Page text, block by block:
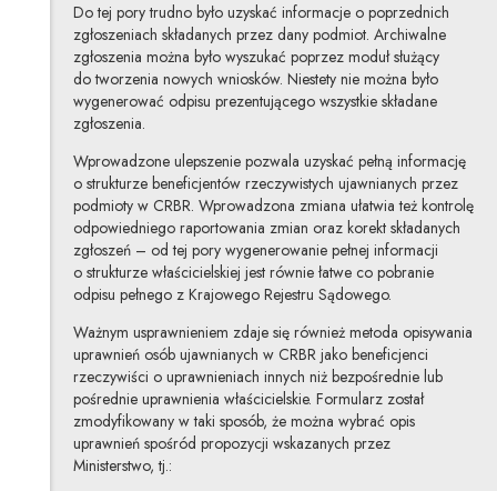
Do tej pory trudno było uzyskać informacje o poprzednich
zgłoszeniach składanych przez dany podmiot. Archiwalne
zgłoszenia można było wyszukać poprzez moduł służący
do tworzenia nowych wniosków. Niestety nie można było
wygenerować odpisu prezentującego wszystkie składane
zgłoszenia.
Wprowadzone ulepszenie pozwala uzyskać pełną informację
o strukturze beneficjentów rzeczywistych ujawnianych przez
podmioty w CRBR. Wprowadzona zmiana ułatwia też kontrolę
odpowiedniego raportowania zmian oraz korekt składanych
zgłoszeń – od tej pory wygenerowanie pełnej informacji
o strukturze właścicielskiej jest równie łatwe co pobranie
odpisu pełnego z Krajowego Rejestru Sądowego.
Ważnym usprawnieniem zdaje się również metoda opisywania
uprawnień osób ujawnianych w CRBR jako beneficjenci
rzeczywiści o uprawnieniach innych niż bezpośrednie lub
pośrednie uprawnienia właścicielskie. Formularz został
zmodyfikowany w taki sposób, że można wybrać opis
uprawnień spośród propozycji wskazanych przez
Ministerstwo, tj.: